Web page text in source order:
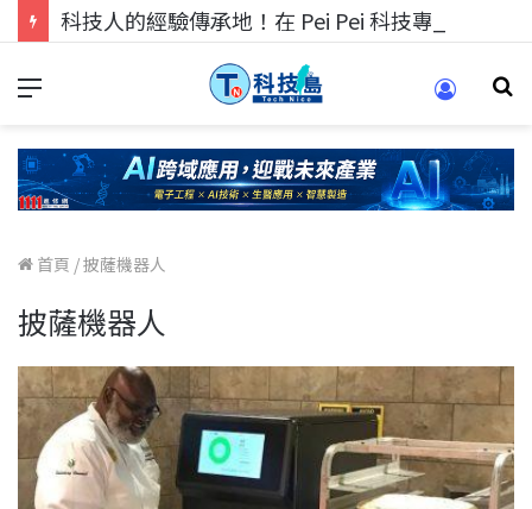
首頁 /披薩機器人
披薩機器人